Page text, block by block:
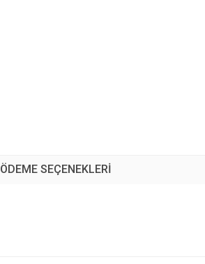
ÖDEME SEÇENEKLERI